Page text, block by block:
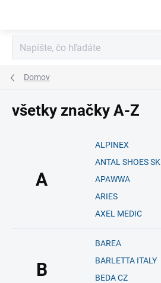
Domov
všetky značky A-Z
A
ALPINEX
ANTAL SHOES SK
APAWWA
ARIES
AXEL MEDIC
B
BAREA
BARLETTA ITALY
BEDA CZ